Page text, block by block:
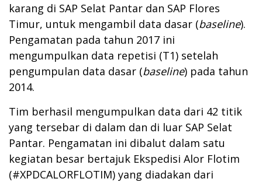
karang di SAP Selat Pantar dan SAP Flores
Timur, untuk mengambil data dasar (baseline).
Pengamatan pada tahun 2017 ini
mengumpulkan data repetisi (T1) setelah
pengumpulan data dasar (baseline) pada tahun
2014.
Tim berhasil mengumpulkan data dari 42 titik
yang tersebar di dalam dan di luar SAP Selat
Pantar. Pengamatan ini dibalut dalam satu
kegiatan besar bertajuk Ekspedisi Alor Flotim
(#XPDCALORFLOTIM) yang diadakan dari